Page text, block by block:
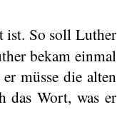
ist. So soll Luther
bekam einmal
müsse die alten
das Wort, was er